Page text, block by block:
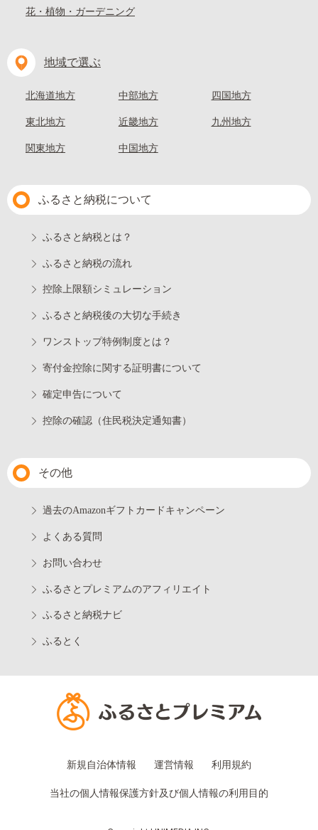
花・植物・ガーデニング
地域で選ぶ
北海道地方
東北地方
関東地方
中部地方
近畿地方
中国地方
四国地方
九州地方
ふるさと納税について
ふるさと納税とは？
ふるさと納税の流れ
控除上限額シミュレーション
ふるさと納税後の大切な手続き
ワンストップ特例制度とは？
寄付金控除に関する証明書について
確定申告について
控除の確認（住民税決定通知書）
その他
過去のAmazonギフトカードキャンペーン
よくある質問
お問い合わせ
ふるさとプレミアムのアフィリエイト
ふるさと納税ナビ
ふるとく
新規自治体情報 運営情報 利用規約
当社の個人情報保護方針及び個人情報の利用目的